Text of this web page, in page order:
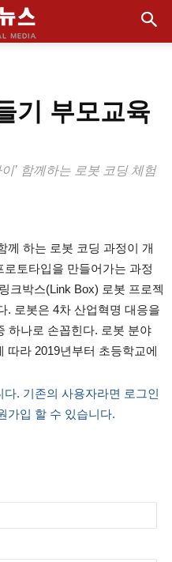
기 부모교육
’ 함께하는 로봇 코딩 체험
께 하는 로봇 코딩 과정이 개
토타입을 만들어가는 과정
크박스(Link Box) 로봇 프로젝
. 로봇은 4차 산업혁명 대응을
하나로 손꼽힌다. 로봇 분야
따라 2019년부터 초등학교에
. 기존의 사용자라면 로그인
가입 할 수 있습니다.